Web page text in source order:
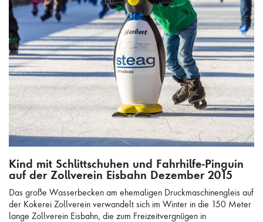
Dezember 2015
Kind mit Schlittschuhen und Fahrhilfe-Pinguin
auf der Zollverein Eisbahn Dezember 2015
Das große Wasserbecken am ehemaligen Druckmaschinengleis auf
der Kokerei Zollverein verwandelt sich im Winter in die 150 Meter
lange Zollverein Eisbahn, die zum Freizeitvergnügen in